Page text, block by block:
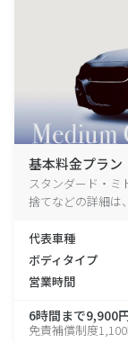
基本料金プラン
スタンダード・ミ
捨てなどの詳細は
代表車種
ボディタイプ
営業時間
6時間まで9,900
免責補償制度